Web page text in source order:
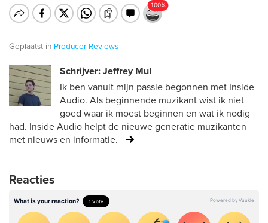
Geplaatst in Producer Reviews
Schrijver: Jeffrey Mul
Ik ben vanuit mijn passie begonnen met Inside
Audio. Als beginnende muzikant wist ik niet
goed waar ik moest beginnen en wat ik nodig
had. Inside Audio helpt de nieuwe generatie muzikanten
met nieuws en informatie.
Reacties